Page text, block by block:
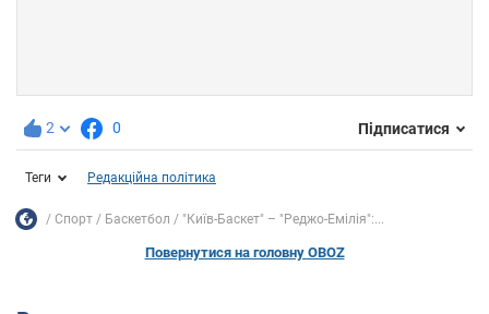
2 0 Підписатися
Теги Редакційна політика
Спорт Баскетбол "Київ-Баскет" – "Реджо-Емілія":...
Повернутися на головну OBOZ